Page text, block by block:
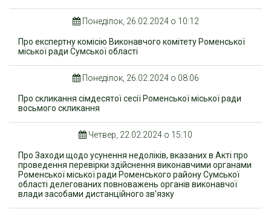
Понеділок, 26.02.2024 о 10:12
Про експертну комісію Виконавчого комітету Роменської
міської ради Сумської області
Понеділок, 26.02.2024 о 08:06
Про скликання сімдесятої сесії Роменської міської ради
восьмого скликання
Четвер, 22.02.2024 о 15:10
Про Заходи щодо усунення недоліків, вказаних в Акті про
проведення перевірки здійснення виконавчими органами
Роменської міської ради Роменського району Сумської
області делегованих повноважень органів виконавчої
влади засобами дистанційного зв’язку